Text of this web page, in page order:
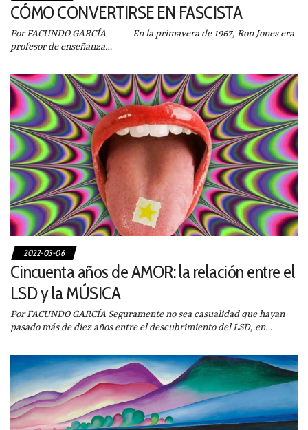
CÓMO CONVERTIRSE EN FASCISTA
Por FACUNDO GARCÍA En la primavera de 1967, Ron Jones era
profesor de enseñanza…
2022-03-06
Cincuenta años de AMOR: la relación entre el
LSD y la MÚSICA
Por FACUNDO GARCÍA Seguramente no sea casualidad que hayan
pasado más de diez años entre el descubrimiento del LSD, en…